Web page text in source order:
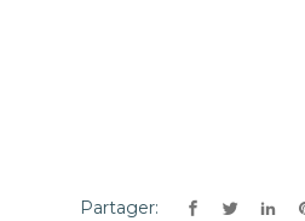
Partager: